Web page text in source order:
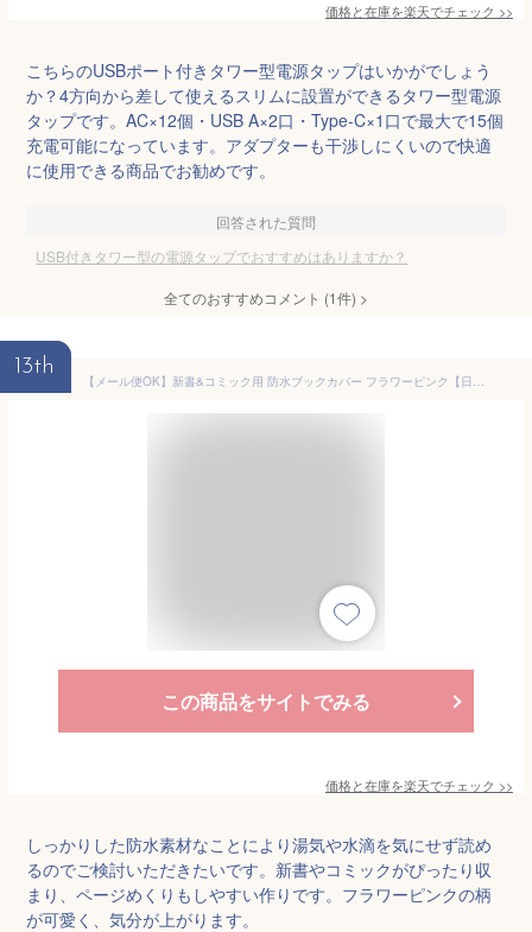
価格と在庫を楽天でチェック >>
こちらのUSBポート付きタワー型電源タップはいかがでしょう
か？4方向から差して使えるスリムに設置ができるタワー型電源
タップです。AC×12個・USB A×2口・Type-C×1口で最大で15個
充電可能になっています。アダプターも干渉しにくいので快適
に使用できる商品でお勧めです。
回答された質問
USB付きタワー型の電源タップでおすすめはありますか？
全てのおすすめコメント (1件) >
13th
【メール便OK】新書&コミック用 防水ブックカバー フラワーピンク【日本製】お風呂で読書! 漫画本 単行本 バスルーム リラックス 半身浴 本カバー 通勤 通学【RCP】
この商品をサイトでみる
価格と在庫を楽天でチェック >>
しっかりした防水素材なことにより湯気や水滴を気にせず読め
るのでご検討いただきたいです。新書やコミックがぴったり収
まり、ページめくりもしやすい作りです。フラワーピンクの柄
が可愛く、気分が上がります。